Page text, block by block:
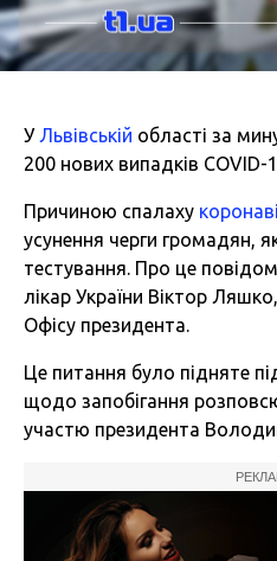
УЛьвівській області за
200 нових випадків COVID-
Причиною спалаху
усунення черги громадян,
тестування. Про це
лікар України Віктор
Офісу президента.
Це питання було підняте
щодо запобігання
участю президента